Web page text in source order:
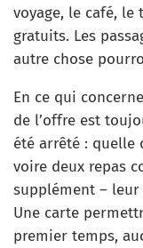
voyage, le café, le
gratuits. Les
autre chose
En ce qui
de l’offre est
été arrêté : quelle
voire deux repas
supplément –
Une carte
premier temps,